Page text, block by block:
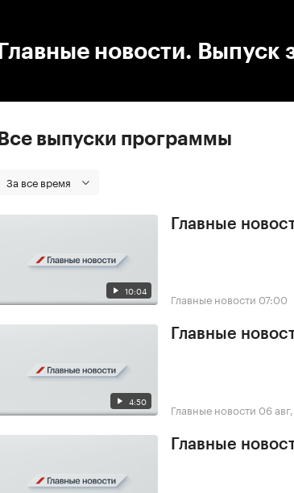
Главные новости.
Все выпуски программы
За все время
10:04
Главные
Главные новости 07:00
4:50
Главные
Главные новости 06
Главные